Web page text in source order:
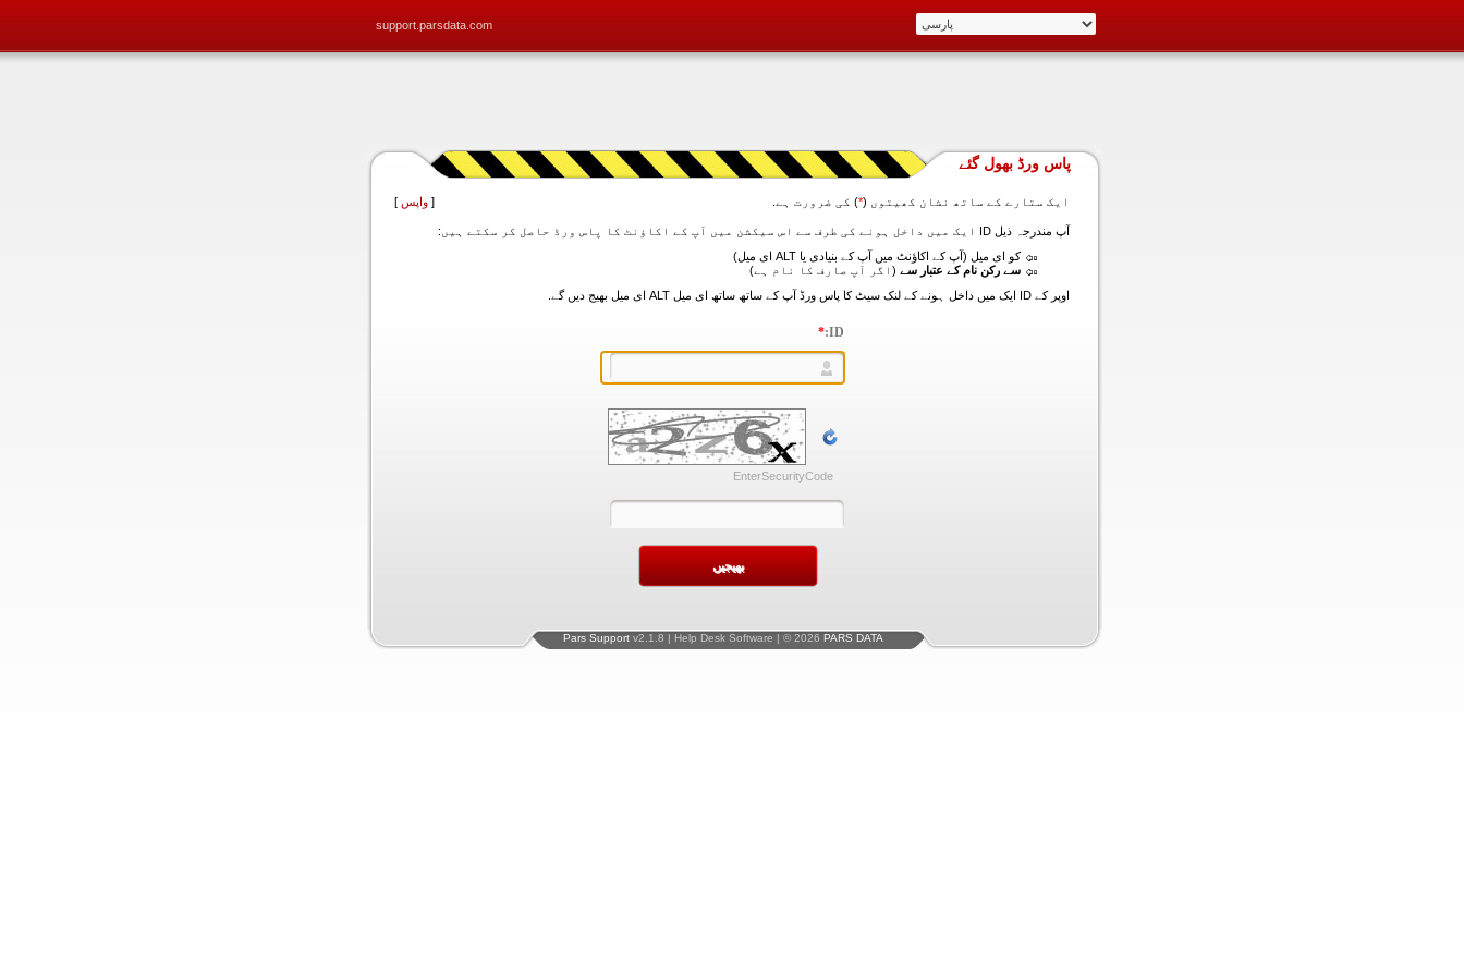
support.parsdata.com
پاس ورڈ بھول گئے
ایک ستارے کے ساتھ نشان کھیتوں (*) کی ضرورت ہے. [ واپس ]
آپ مندرجہ ذیل ID ایک میں داخل ہونے کی طرف سے اس سیکشن میں آپ کے اکاؤنٹ کا پاس ورڈ حاصل کر سکتے ہیں:
کو ای میل (آپ کے اکاؤنٹ میں آپ کے بنیادی یا ALT ای میل)
سے رکن نام کے عتبار سے (اگر آپ صارف کا نام ہے)
اوپر کے ID ایک میں داخل ہونے کے لنک سیٹ کا پاس ورڈ آپ کے ساتھ ساتھ ای میل ALT ای میل بھیج دیں گے.
ID:
*
EnterSecurityCode
Pars Support v2.1.8 | Help Desk Software | © 2026 PARS DATA